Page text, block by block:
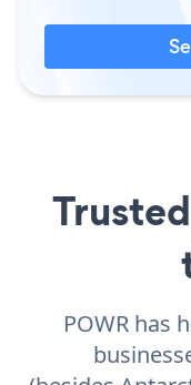
POWR has